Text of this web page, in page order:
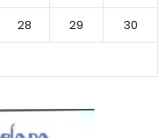
28 29
30